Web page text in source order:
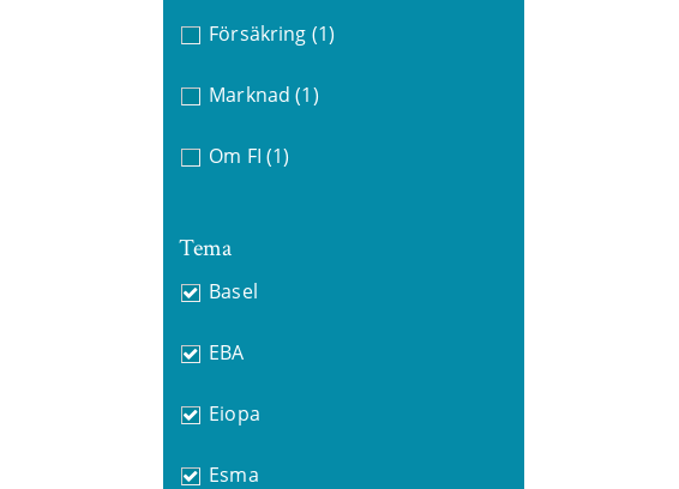
Försäkring (1)
Marknad (1)
Om FI (1)
Tema
Basel
EBA
Eiopa
Esma